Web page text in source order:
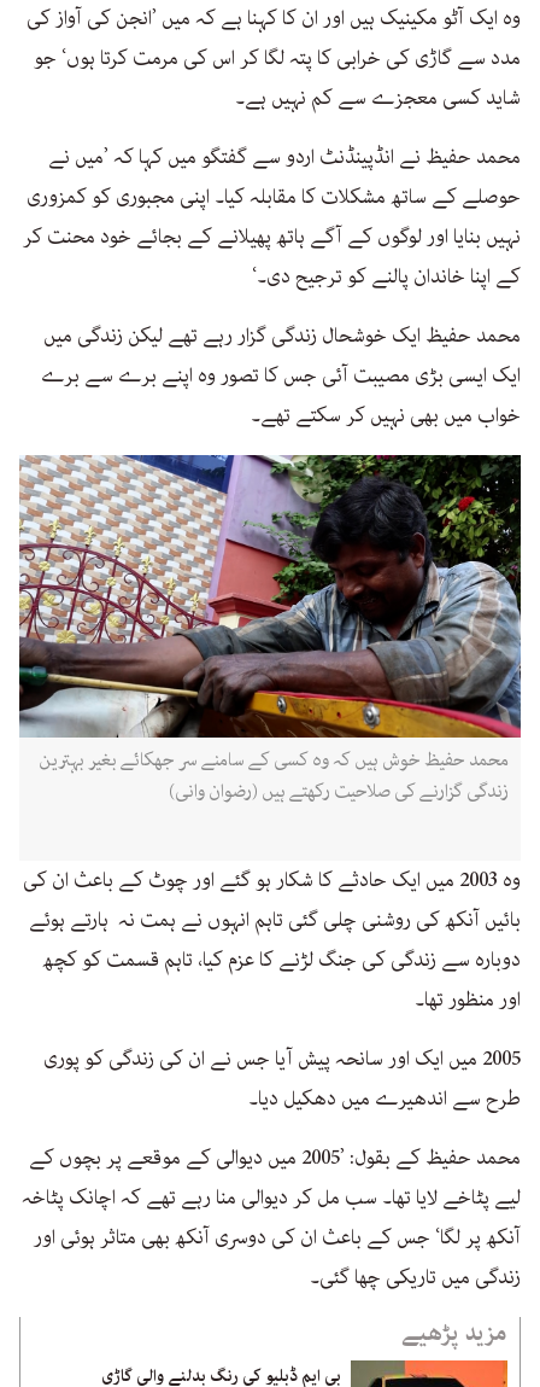
وہ ایک آٹو مکینیک ہیں اور ان کا کہنا ہے کہ میں ’انجن کی آواز کی
مدد سے گاڑی کی خرابی کا پتہ لگا کر اس کی مرمت کرتا ہوں‘ جو
شاید کسی معجزے سے کم نہیں ہے۔
محمد حفیظ نے انڈپینڈنٹ اردو سے گفتگو میں کہا کہ ’میں نے
حوصلے کے ساتھ مشکلات کا مقابلہ کیا۔ اپنی مجبوری کو کمزوری
نہیں بنایا اور لوگوں کے آگے ہاتھ پھیلانے کے بجائے خود محنت کر
کے اپنا خاندان پالنے کو ترجیح دی۔‘
محمد حفیظ ایک خوشحال زندگی گزار رہے تھے لیکن زندگی میں
ایک ایسی بڑی مصیبت آئی جس کا تصور وہ اپنے برے سے برے
خواب میں بھی نہیں کر سکتے تھے۔
محمد حفیظ خوش ہیں کہ وہ کسی کے سامنے سر جھکائے بغیر بہترین
زندگی گزارنے کی صلاحیت رکھتے ہیں (رضوان وانی)
وہ 2003 میں ایک حادثے کا شکار ہو گئے اور چوٹ کے باعث ان کی
بائیں آنکھ کی روشنی چلی گئی تاہم انہوں نے ہمت نہ ہارتے ہوئے
دوبارہ سے زندگی کی جنگ لڑنے کا عزم کیا، تاہم قسمت کو کچھ
اور منظور تھا۔
2005 میں ایک اور سانحہ پیش آیا جس نے ان کی زندگی کو پوری
طرح سے اندھیرے میں دھکیل دیا۔
محمد حفیظ کے بقول: ’2005 میں دیوالی کے موقعے پر بچوں کے
لیے پٹاخے لایا تھا۔ سب مل کر دیوالی منا رہے تھے کہ اچانک پٹاخہ
آنکھ پر لگا‘ جس کے باعث ان کی دوسری آنکھ بھی متاثر ہوئی اور
زندگی میں تاریکی چھا گئی۔
مزید پڑھیے
بی ایم ڈبلیو کی رنگ بدلنے والی گاڑی